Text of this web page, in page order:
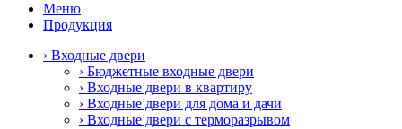
Меню
Продукция
› Входные двери
› Бюджетные входные двери
› Входные двери в квартиру
› Входные двери для дома и дачи
› Входные двери с терморазрывом